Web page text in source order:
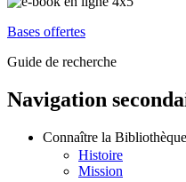
Bases offertes
Guide de recherche
Navigation
Connaître la Bibliothèque
Histoire
Mission